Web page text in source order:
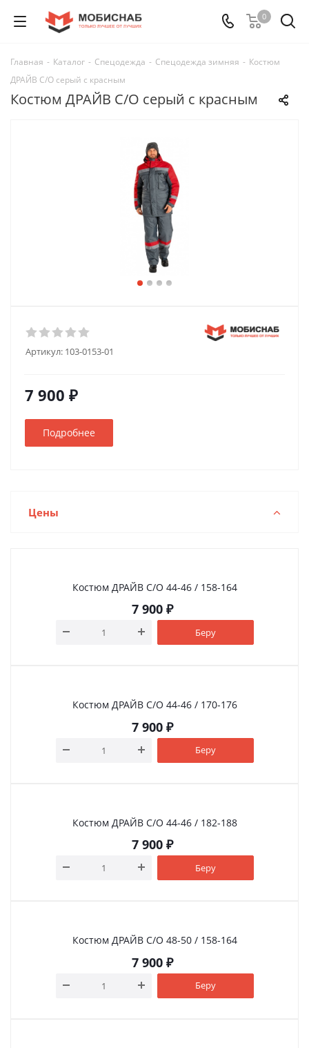
0
Главная - Каталог - Спецодежда - Спецодежда зимняя - Костюм
ДРАЙВ С/О серый с красным
Костюм ДРАЙВ С/О серый с красным
Артикул: 103-0153-01
7 900 ₽
Подробнее
Цены
Костюм ДРАЙВ С/О 44-46 / 158-164
7 900₽
Беру
Костюм ДРАЙВ С/О 44-46 / 170-176
7 900₽
Беру
Костюм ДРАЙВ С/О 44-46 / 182-188
7 900₽
Беру
Костюм ДРАЙВ С/О 48-50 / 158-164
7 900₽
Беру